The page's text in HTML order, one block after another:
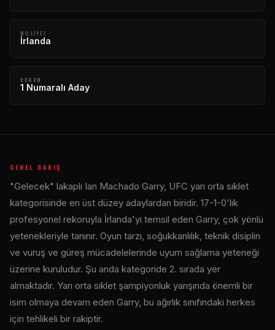
MILLIYET
İrlanda
DURUM
1 Numaralı Aday
GENEL BAKIŞ
"Gelecek" lakaplı Ian Machado Garry, UFC yarı orta sıklet
kategorisinde en üst düzey adaylardan biridir. 17-1-0'lık
profesyonel rekoruyla İrlanda'yı temsil eden Garry, çok yönlü
yetenekleriyle tanınır. Oyun tarzı, soğukkanlılık, teknik disiplin
ve vuruş ve güreş mücadelelerinde uyum sağlama yeteneği
üzerine kuruludur. Şu anda kategoride 2. sırada yer
almaktadır. Yarı orta sıklet şampiyonluk yarışında önemli bir
isim olmaya devam eden Garry, bu ağırlık sınıfındaki herkes
için tehlikeli bir rakiptir.